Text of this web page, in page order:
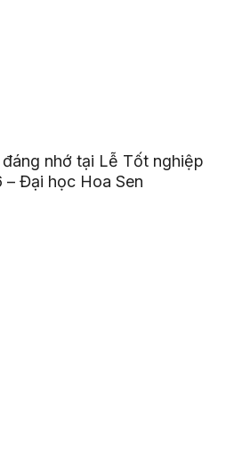
nhớ tại Lễ Tốt nghiệp
Đại học Hoa Sen